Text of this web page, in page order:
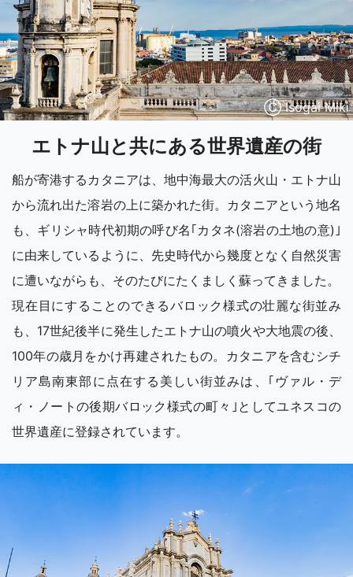
Ⓒ Isogai Miki
エトナ山と共にある世界遺産の街
船が寄港するカタニアは、地中海最大の活火山・エトナ山
から流れ出た溶岩の上に築かれた街。カタニアという地名
も、ギリシャ時代初期の呼び名｢カタネ(溶岩の土地の意)｣
に由来しているように、先史時代から幾度となく自然災害
に遭いながらも、そのたびにたくましく蘇ってきました。
現在目にすることのできるバロック様式の壮麗な街並み
も、17世紀後半に発生したエトナ山の噴火や大地震の後、
100年の歳月をかけ再建されたもの。カタニアを含むシチ
リア島南東部に点在する美しい街並みは、｢ヴァル・デ
ィ・ノートの後期バロック様式の町々｣としてユネスコの
世界遺産に登録されています。